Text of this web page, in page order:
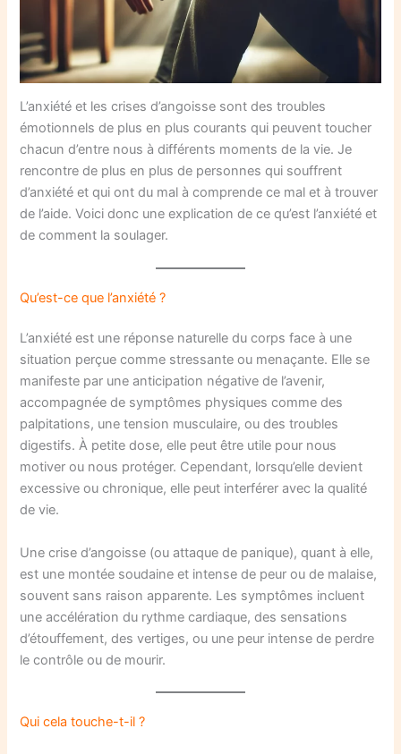
L’anxiété et les crises d’angoisse sont des troubles
émotionnels de plus en plus courants qui peuvent toucher
chacun d’entre nous à différents moments de la vie. Je
rencontre de plus en plus de personnes qui souffrent
d’anxiété et qui ont du mal à comprende ce mal et à trouver
de l’aide. Voici donc une explication de ce qu’est l’anxiété et
de comment la soulager.
Qu’est-ce que l’anxiété ?
L’anxiété est une réponse naturelle du corps face à une
situation perçue comme stressante ou menaçante. Elle se
manifeste par une anticipation négative de l’avenir,
accompagnée de symptômes physiques comme des
palpitations, une tension musculaire, ou des troubles
digestifs. À petite dose, elle peut être utile pour nous
motiver ou nous protéger. Cependant, lorsqu’elle devient
excessive ou chronique, elle peut interférer avec la qualité
de vie.
Une crise d’angoisse (ou attaque de panique), quant à elle,
est une montée soudaine et intense de peur ou de malaise,
souvent sans raison apparente. Les symptômes incluent
une accélération du rythme cardiaque, des sensations
d’étouffement, des vertiges, ou une peur intense de perdre
le contrôle ou de mourir.
Qui cela touche-t-il ?